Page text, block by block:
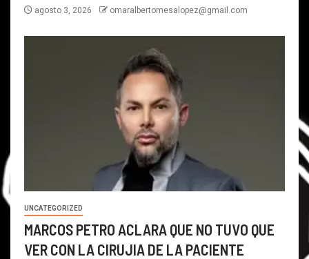
agosto 3, 2026 omaralbertomesalopez@gmail.com
UNCATEGORIZED
MARCOS PETRO ACLARA QUE NO TUVO QUE
VER CON LA CIRUJIA DE LA PACIENTE